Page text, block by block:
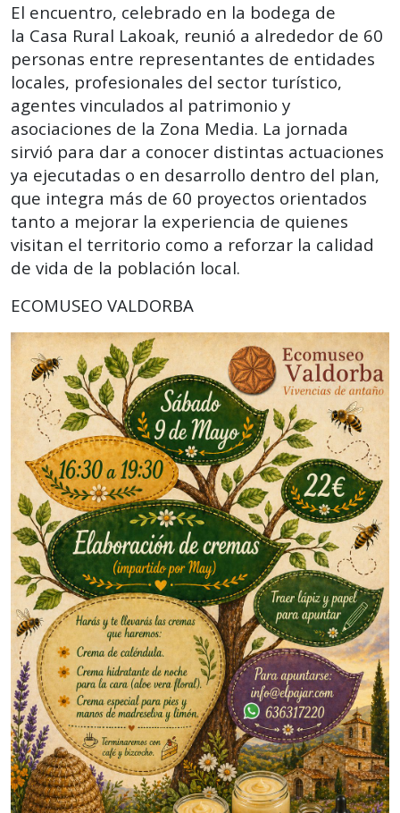
El encuentro, celebrado en la bodega de
la Casa Rural Lakoak, reunió a alrededor de 60
personas entre representantes de entidades
locales, profesionales del sector turístico,
agentes vinculados al patrimonio y
asociaciones de la Zona Media. La jornada
sirvió para dar a conocer distintas actuaciones
ya ejecutadas o en desarrollo dentro del plan,
que integra más de 60 proyectos orientados
tanto a mejorar la experiencia de quienes
visitan el territorio como a reforzar la calidad
de vida de la población local.
ECOMUSEO VALDORBA